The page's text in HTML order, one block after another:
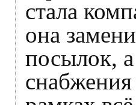
стала
она
посылок,